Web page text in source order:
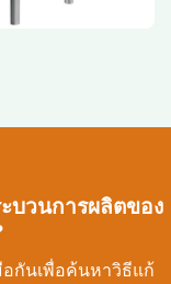
บวนการผลิตของ
อกันเพื่อค้นหาวิธีแก้